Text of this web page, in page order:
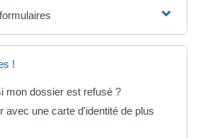
!
mon dossier est refusé ?
avec une carte d'identité de plus